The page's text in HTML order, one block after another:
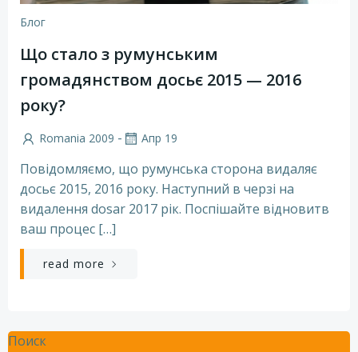
Блог
Що стало з румунським
громадянством досьє 2015 — 2016
року?
Romania 2009 - Апр 19
Повідомляємо, що румунська сторона видаляє
досьє 2015, 2016 року. Наступний в черзі на
видалення dosar 2017 рік. Поспішайте відновитв
ваш процес […]
read more
Поиск